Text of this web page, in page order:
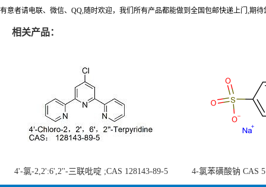
有意者请电联、微信、QQ,随时欢迎，我们所有产品都能做到全国包邮快递上门,期待
相关产品：
4'-氯-2,2':6',2''-三联吡啶 ;CAS 128143-89-5
4-氯苯磺酸钠 CAS